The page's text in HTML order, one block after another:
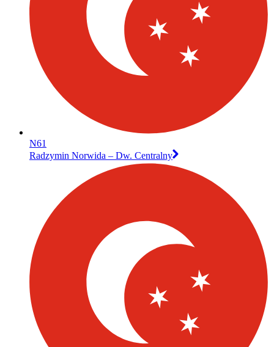
N61
Radzymin Norwida – Dw. Centralny